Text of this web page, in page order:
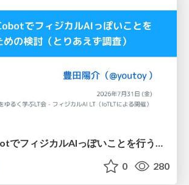
toio・myCobotでフィジカルAIっぽいことを行うための検討（とりあえず調査） / フィジカルAI LT（IoTLTによる開催）
0 280